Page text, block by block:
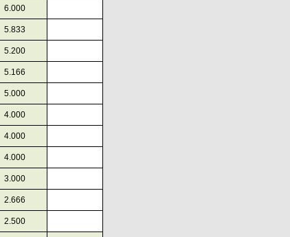
6.000
5.833
5.200
5.166
5.000
4.000
4.000
4.000
3.000
2.666
2.500